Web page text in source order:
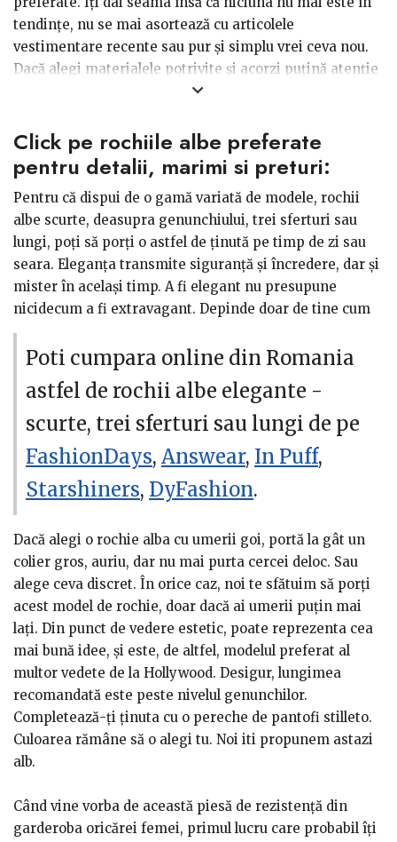
tendinţe, nu se mai asortează cu articolele
vestimentare recente sau pur şi simplu vrei ceva nou.
Dacă alegi materialele potrivite şi acorzi puţină atenţie
informaţiilor de pe etichetă, nu trebuie să îţi faci grija
Durează atât de puţin să fii gata în doar câteva minute,
fie că trebuie să ajungi la serviciu, la o întâlnire de
afaceri sau la una dintre petrecerile cu prietenii. Noi îţi
dezvăluim, ca de fiecare dată, un pont:albul nu se
demodează niciodată, de aceea îţi recomandăm
câteva modele de rochii în nuanţe de alb, perfecte
pentru sezonul cald.
Click pe rochiile albe preferate
pentru detalii, marimi si preturi:
Pentru că dispui de o gamă variată de modele, rochii
albe scurte, deasupra genunchiului, trei sferturi sau
lungi, poţi să porţi o astfel de ţinută pe timp de zi sau
seara. Eleganţa transmite siguranţă şi încredere, dar şi
mister în acelaşi timp. A fi elegant nu presupune
nicidecum a fi extravagant. Depinde doar de tine cum
îţi vei asorta ţinuta. Astfel, de la o petrecere de cocktail,
seara, într-un restaurant, îţi poţi transforma outfitul
într-o apariţie perfectă pentru un eveniment caritabil
sau un concert clasic la Sala Palatului. Exemplele sunt
nenumărate. Accesoriile vor fi utilizate într-un număr
alungirea gâtului, o pereche de cercei cu reflexii
argintii sunt exact de ce ai nevoie.
Poti cumpara online din Romania
astfel de rochii albe elegante -
scurte, trei sferturi sau lungi de pe
FashionDays, Answear, In Puff,
Starshiners, DyFashion.
Dacă alegi o rochie alba cu umerii goi, portă la gât un
colier gros, auriu, dar nu mai purta cercei deloc. Sau
alege ceva discret. În orice caz, noi te sfătuim să porţi
acest model de rochie, doar dacă ai umerii puţin mai
laţi. Din punct de vedere estetic, poate reprezenta cea
mai bună idee, şi este, de altfel, modelul preferat al
multor vedete de la Hollywood. Desigur, lungimea
recomandată este peste nivelul genunchilor.
Completează-ţi ţinuta cu o pereche de pantofi stilleto.
Culoarea rămâne să o alegi tu. Noi iti propunem astazi
alb.
Când vine vorba de această piesă de rezistenţă din
garderoba oricărei femei, primul lucru care probabil îţi